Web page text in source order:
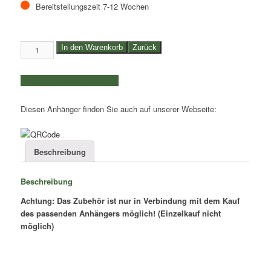
Bereitstellungszeit 7-12 Wochen
Pumpe
mit
Nothandpumpe,
Senko
Menge
In den Warenkorb Zurück
Diesen Anhänger finden Sie auch auf unserer Webseite:
Beschreibung
Beschreibung
Achtung: Das Zubehör ist nur in Verbindung mit dem Kauf
des passenden Anhängers möglich! (Einzelkauf nicht
möglich)